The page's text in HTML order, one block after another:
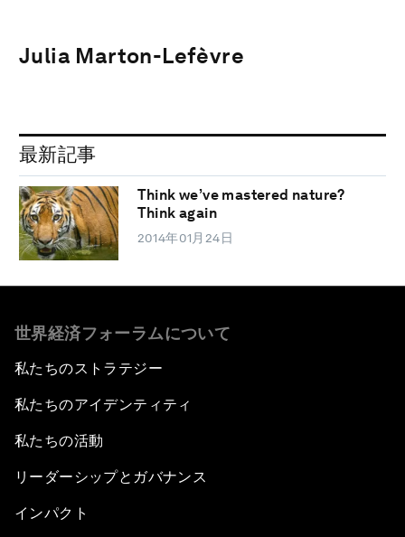
Julia Marton-Lefèvre
最新記事
Think we’ve mastered nature?
Think again
2014年01月24日
世界経済フォーラムについて
私たちのストラテジー
私たちのアイデンティティ
私たちの活動
リーダーシップとガバナンス
インパクト